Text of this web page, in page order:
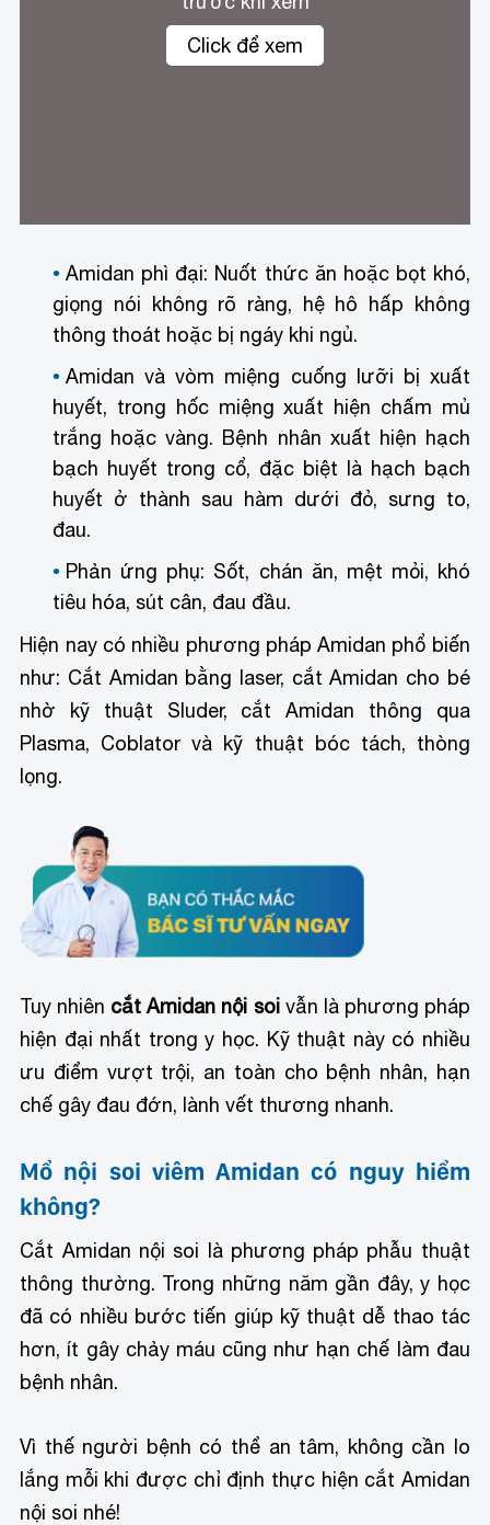
Click để xem
Amidan phì đại: Nuốt thức ăn hoặc bọt khó,
giọng nói không rõ ràng, hệ hô hấp không
thông thoát hoặc bị ngáy khi ngủ.
Amidan và vòm miệng cuống lưỡi bị xuất
huyết, trong hốc miệng xuất hiện chấm mủ
trắng hoặc vàng. Bệnh nhân xuất hiện hạch
bạch huyết trong cổ, đặc biệt là hạch bạch
huyết ở thành sau hàm dưới đỏ, sưng to,
đau.
Phản ứng phụ: Sốt, chán ăn, mệt mỏi, khó
tiêu hóa, sút cân, đau đầu.
Hiện nay có nhiều phương pháp Amidan phổ biến
như: Cắt Amidan bằng laser, cắt Amidan cho bé
nhờ kỹ thuật Sluder, cắt Amidan thông qua
Plasma, Coblator và kỹ thuật bóc tách, thòng
lọng.
Tuy nhiên cắt Amidan nội soivẫn là phương pháp
hiện đại nhất trong y học. Kỹ thuật này có nhiều
ưu điểm vượt trội, an toàn cho bệnh nhân, hạn
chế gây đau đớn, lành vết thương nhanh.
Mổ nội soi viêm Amidan có nguy hiểm
không?
Cắt Amidan nội soi là phương pháp phẫu thuật
thông thường. Trong những năm gần đây, y học
đã có nhiều bước tiến giúp kỹ thuật dễ thao tác
hơn, ít gây chảy máu cũng như hạn chế làm đau
bệnh nhân.
Vì thế người bệnh có thể an tâm, không cần lo
lắng mỗi khi được chỉ định thực hiện cắt Amidan
nội soi nhé!